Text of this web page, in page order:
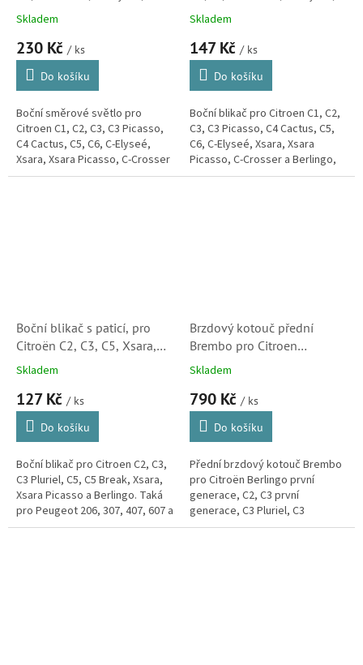
C5, Xsara, Xsara Picasso
Skladem
230 Kč / ks
Do košíku
Boční směrové světlo pro
Citroen C1, C2, C3, C3 Picasso,
C4 Cactus, C5, C6, C-Elyseé,
Xsara, Xsara Picasso, C-Crosser
a Berlingo, Jumpy a
C3, C5, Xsara, Xsara Picasso
1647158)
Skladem
147 Kč / ks
Do košíku
Boční blikač pro Citroen C1, C2,
C3, C3 Picasso, C4 Cactus, C5,
C6, C-Elyseé, Xsara, Xsara
Picasso, C-Crosser a Berlingo,
Jumpy a Spacetourer.
Boční blikač s paticí, pro
Citroën C2, C3, C5, Xsara,
Xsara Picasso a Berlingo
Skladem
127 Kč / ks
Do košíku
Boční blikač pro Citroen C2, C3,
C3 Pluriel, C5, C5 Break, Xsara,
Xsara Picasso a Berlingo. Taká
pro Peugeot 206, 307, 407, 607 a
Partner.
Brzdový kotouč přední
Brembo pro Citroen
Berlingo, C2. C3, C4, C5,
(4246W1, 09869514,
09869511)
Skladem
790 Kč / ks
Do košíku
Přední brzdový kotouč Brembo
pro Citroën Berlingo první
generace, C2, C3 první
generace, C3 Pluriel, C3
Picasso, C4 první i druhé